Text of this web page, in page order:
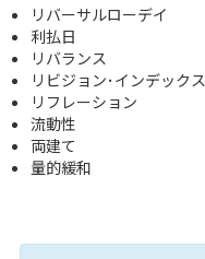
リバーサルローデイ
利払日
リバランス
リビジョン･インデックス
リフレーション
流動性
両建て
量的緩和